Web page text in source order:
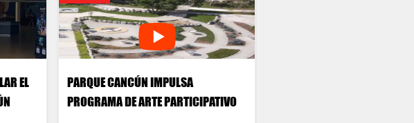
EL
PARQUE CANCÚN IMPULSA
PROGRAMA DE ARTE PARTICIPATIVO